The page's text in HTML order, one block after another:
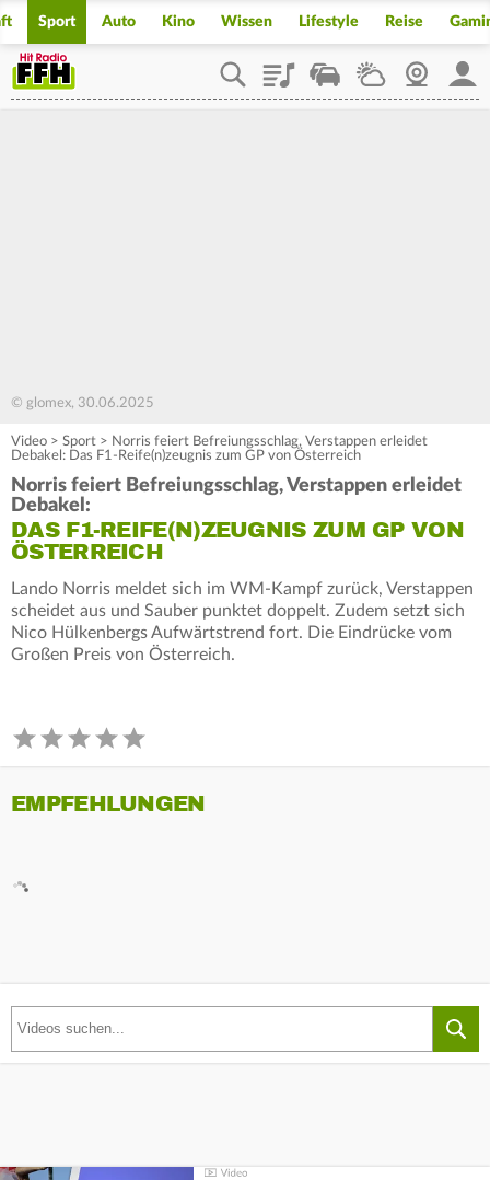
Sport Auto Kino Wissen Lifestyle Reise
PlaylistStaupilotWetterWebcam
© glomex, 30.06.2025
Video > Sport > Norris feiert Befreiungsschlag, Verstappen erleidet
Debakel: Das F1-Reife(n)zeugnis zum GP von Österreich
Norris feiert Befreiungsschlag, Verstappen erleidet
Debakel:
DAS F1-REIFE(N)ZEUGNIS ZUM GP VON
ÖSTERREICH
Lando Norris meldet sich im WM-Kampf zurück, Verstappen
scheidet aus und Sauber punktet doppelt. Zudem setzt sich
Nico Hülkenbergs Aufwärtstrend fort. Die Eindrücke vom
Großen Preis von Österreich.
EMPFEHLUNGEN